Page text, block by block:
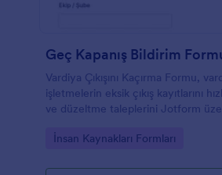
Geç Kapanış Bildirim
Vardiya Çıkışını Kaçırma Formu,
işletmelerin eksik çıkış kayıtlarını
ve düzeltme taleplerini Jotform
Go to Category:
İnsan Kaynakları Formları